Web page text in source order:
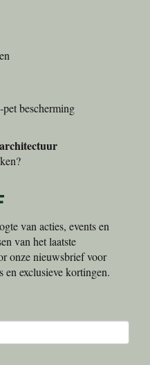
bescherming
van acties, events en
van het laatste
onze nieuwsbrief voor
en exclusieve kortingen.